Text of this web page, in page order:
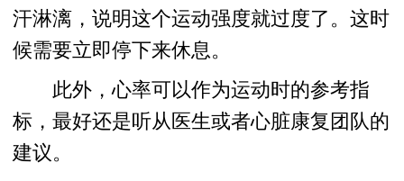
汗淋漓，说明这个运动强度就过度了。这时
候需要立即停下来休息。
此外，心率可以作为运动时的参考指
标，最好还是听从医生或者心脏康复团队的
建议。